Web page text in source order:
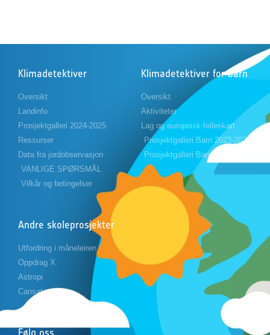
Klimadetektiver
Oversikt
Landinfo
Prosjektgalleri 2024-2025
Ressurser
Data fra jordobservasjon
VANLIGE SPØRSMÅL
Vilkår og betingelser
Klimadetektiver for barn
Oversikt
Aktiviteter
Lag og europeisk felleskart
Prosjektgalleri Barn 2023-2024
Prosjektgalleri Barn 2024-2025
Andre skoleprosjekter
Utfordring i måneleiren
Oppdrag X
Astropi
Cansat